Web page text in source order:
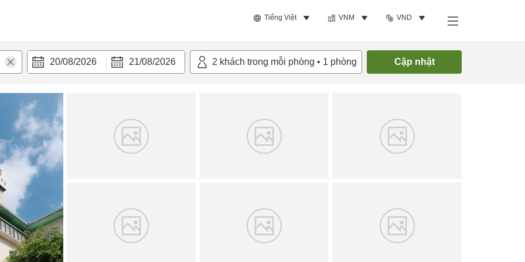
Tiếng Việt VNM VND
20/08/2026 21/08/2026 2 khách trong mỗi phòng • 1 phòng Cập nhật
nghi Tìm phòng trống